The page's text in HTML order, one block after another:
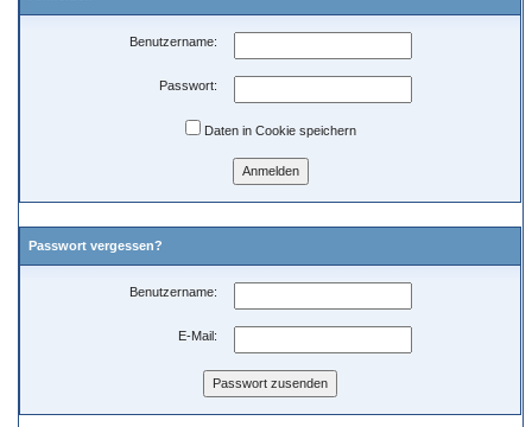
Benutzername:
Passwort:
Daten in Cookie speichern
Passwort vergessen?
Benutzername:
E-Mail: